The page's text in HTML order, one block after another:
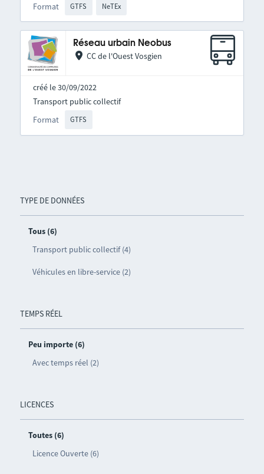
TYPE DE DONNÉES
Tous (6)
Transport public collectif (4)
Véhicules en libre-service (2)
TEMPS RÉEL
Peu importe (6)
Avec temps réel (2)
LICENCES
Toutes (6)
Licence Ouverte (6)
Format GTFS NeTEx
Réseau urbain Neobus
CC de l'Ouest Vosgien
créé le 30/09/2022
Format GTFS
Transport public collectif